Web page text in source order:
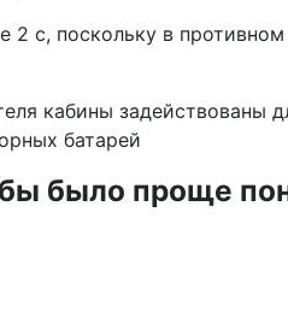
с, поскольку в
кабины за­действованы
батарей
было проще